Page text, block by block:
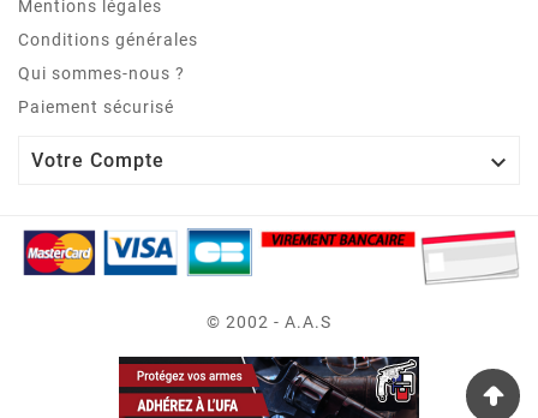
Mentions légales
Conditions générales
Qui sommes-nous ?
Paiement sécurisé
Votre Compte 
© 2002 - A.A.S